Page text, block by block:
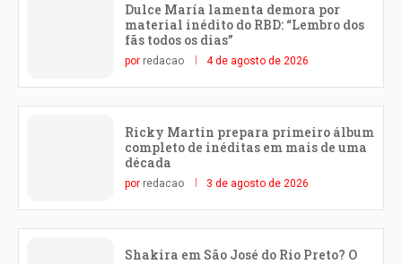
Dulce María lamenta demora por
material inédito do RBD: “Lembro dos
fãs todos os dias”
por redacao 4 de agosto de 2026
Ricky Martin prepara primeiro álbum
completo de inéditas em mais de uma
década
por redacao 3 de agosto de 2026
Shakira em São José do Rio Preto? O